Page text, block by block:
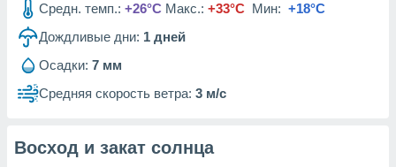
рекламы
сведения
Средн. темп.: +26°C Макс.: +33°C Мин: +18°C
Дождливые дни: 1 дней
Осадки: 7 мм
Средняя скорость ветра: 3 м/с
Восход и закат солнца